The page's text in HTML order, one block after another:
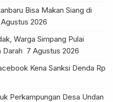
Bisa Makan Siang di
2026
Warga Simpang Pulai
Darah 7 Agustus 2026
Kena Sanksi Denda Rp
Perkampungan Desa Undan